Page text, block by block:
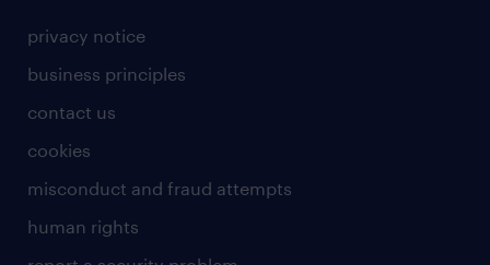
privacy notice
business principles
contact us
cookies
misconduct and fraud attempts
human rights